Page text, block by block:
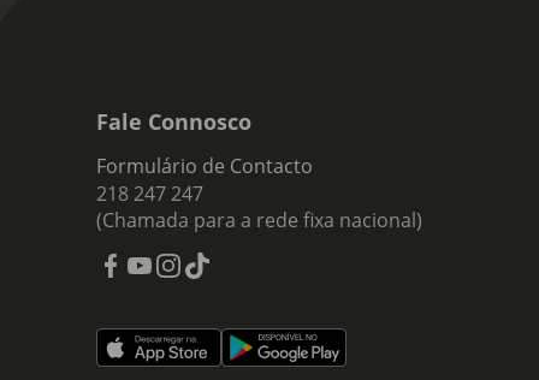
Fale Connosco
Formulário de Contacto
218 247 247
(Chamada para a rede fixa nacional)